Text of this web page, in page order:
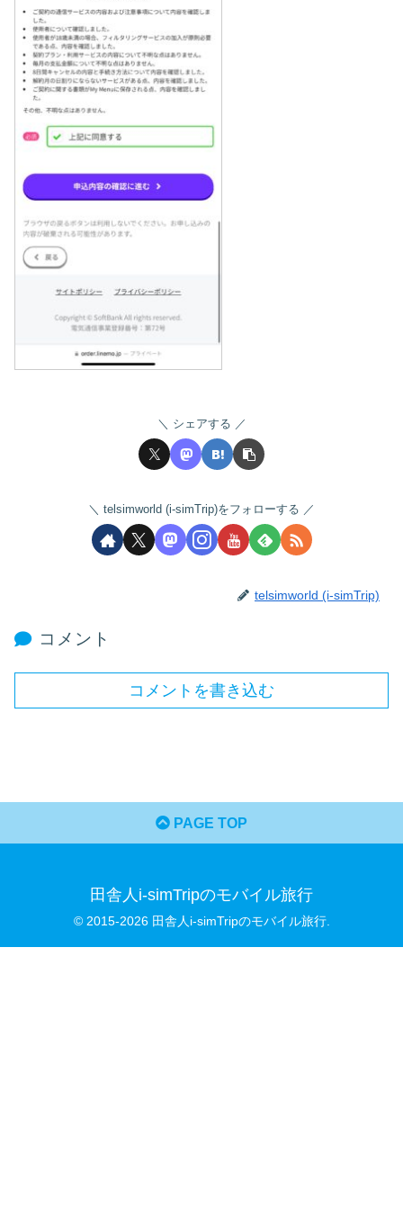
シェアする
telsimworld (i-simTrip)をフォローする
telsimworld (i-simTrip)
コメント
コメントを書き込む
PAGE TOP
田舎人i-simTripのモバイル旅行
© 2015-2026 田舎人i-simTripのモバイル旅行.